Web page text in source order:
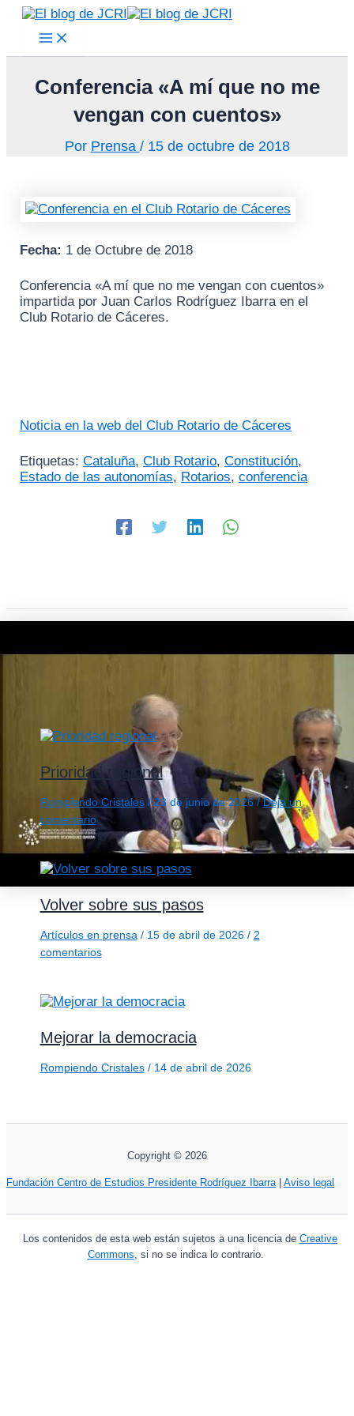
contenido
Menu
Conferencia «A mí que no me
vengan con cuentos»
Por Prensa / 15 de octubre de 2018
Fecha: 1 de Octubre de 2018
Conferencia «A mí que no me vengan con cuentos»
impartida por Juan Carlos Rodríguez Ibarra en el
Club Rotario de Cáceres.
Noticia en la web del Club Rotario de Cáceres
Etiquetas: Cataluña, Club Rotario, Constitución,
Estado de las autonomías, Rotarios, conferencia
Entradas relacionadas
Prioridad regional
Rompiendo Cristales/23 de junio de 2026/Deja un
comentario
Volver sobre sus pasos
Artículos en prensa / 15 de abril de 2026 / 2
comentarios
Mejorar la democracia
Rompiendo Cristales/ 14 de abril de 2026
Copyright © 2026
Fundación Centro de Estudios Presidente Rodríguez Ibarra| Aviso legal
Los contenidos de esta web están sujetos a una licencia de Creative
Commons, si no se indica lo contrario.